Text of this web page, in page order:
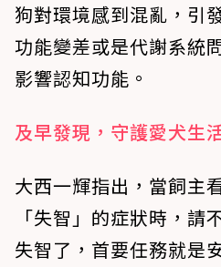
狗對環境感到混亂，引
功能變差或是代謝系統
影響認知功能。
及早發現，守護愛犬生
大西一輝指出，當飼主
「失智」的症狀時，請
失智了，首要任務就是